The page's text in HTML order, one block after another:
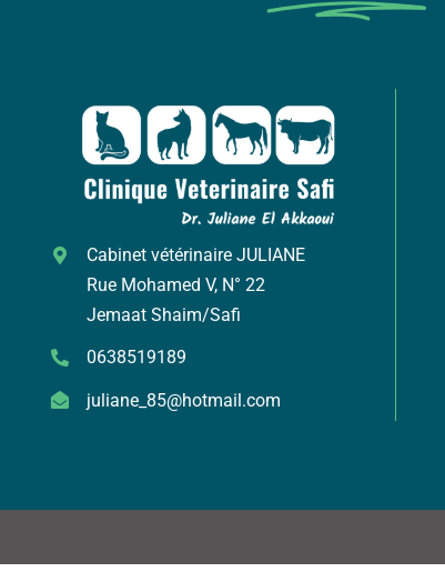
Cabinet vétérinaire JULIANE
Rue Mohamed V, N° 22
Jemaat Shaim/Safi
0638519189
juliane_85@hotmail.com